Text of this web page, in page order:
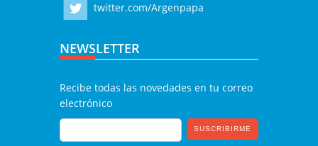
twitter.com/Argenpapa
NEWSLETTER
Recibe todas las novedades en tu correo
electrónico